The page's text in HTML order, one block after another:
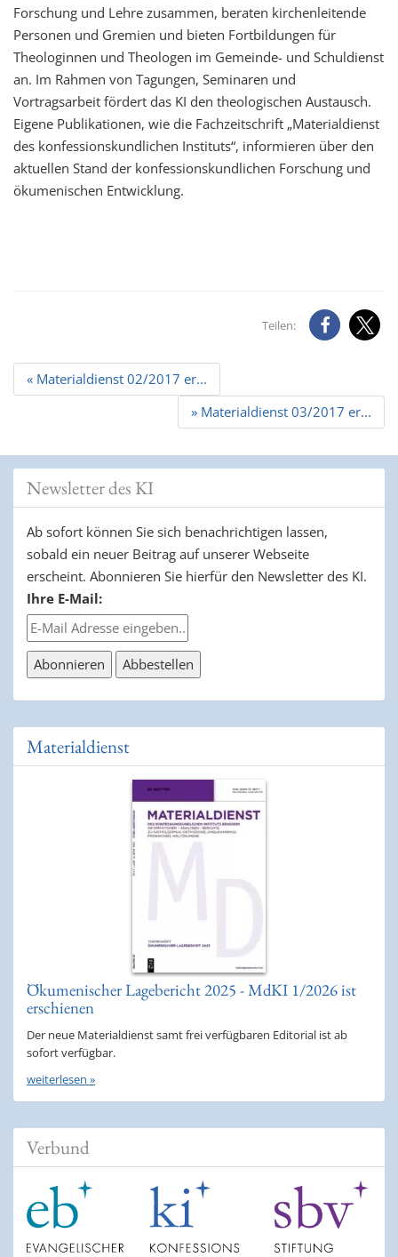
Forschung und Lehre zusammen, beraten kirchenleitende
Personen und Gremien und bieten Fortbildungen für
Theologinnen und Theologen im Gemeinde- und Schuldienst
an. Im Rahmen von Tagungen, Seminaren und
Vortragsarbeit fördert das KI den theologischen Austausch.
Eigene Publikationen, wie die Fachzeitschrift „Materialdienst
des konfessionskundlichen Instituts“, informieren über den
aktuellen Stand der konfessionskundlichen Forschung und
ökumenischen Entwicklung.
Teilen:
Beitrags
Navigation
« Materialdienst 02/2017 er...
» Materialdienst 03/2017 er...
Newsletter des KI
Ab sofort können Sie sich benachrichtigen lassen,
sobald ein neuer Beitrag auf unserer Webseite
erscheint. Abonnieren Sie hierfür den Newsletter des KI.
Ihre E-Mail:
Materialdienst
Ökumenischer Lagebericht 2025 - MdKI 1/2026 ist
erschienen
Der neue Materialdienst samt frei verfügbaren Editorial ist ab
sofort verfügbar.
weiterlesen »
Verbund